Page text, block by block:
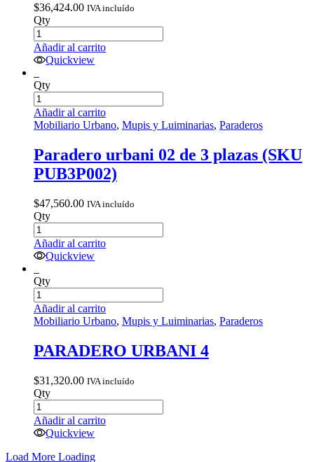
$36,424.00 IVA incluído
Qty
Añadir al carrito
Quickview
Qty
Añadir al carrito
Mobiliario Urbano, Mupis y Luiminarias, Paraderos
Paradero urbani 02 de 3 plazas (SKU
PUB3P002)
$47,560.00 IVA incluído
Qty
Añadir al carrito
Quickview
Qty
Añadir al carrito
Mobiliario Urbano, Mupis y Luiminarias, Paraderos
PARADERO URBANI 4
$31,320.00 IVA incluído
Qty
Añadir al carrito
Quickview
Load More Loading